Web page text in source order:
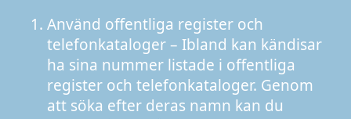
Använd offentliga register och
telefonkataloger – Ibland kan kändisar
ha sina nummer listade i offentliga
register och telefonkataloger. Genom
att söka efter deras namn kan du